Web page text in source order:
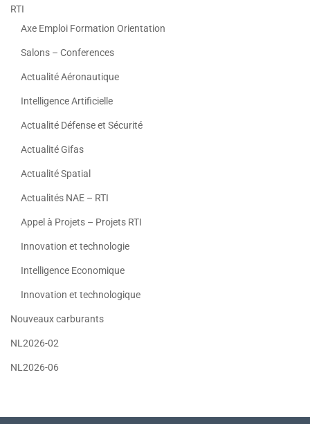
RTI
Axe Emploi Formation Orientation
Salons – Conferences
Actualité Aéronautique
Intelligence Artificielle
Actualité Défense et Sécurité
Actualité Gifas
Actualité Spatial
Actualités NAE – RTI
Appel à Projets – Projets RTI
Innovation et technologie
Intelligence Economique
Innovation et technologique
Nouveaux carburants
NL2026-02
NL2026-06